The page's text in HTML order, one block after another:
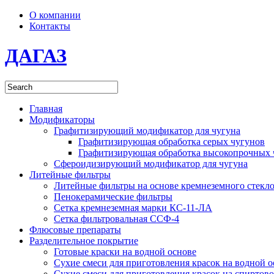
О компании
Контакты
ДАГАЗ
Главная
Модификаторы
Графитизирующий модификатор для чугуна
Графитизирующая обработка серых чугунов
Графитизирующая обработка высокопрочных
Сфероидизирующий модификатор для чугуна
Литейные фильтры
Литейные фильтры на основе кремнеземного
Пенокерамические фильтры
Сетка кремнеземная марки КС-11-ЛА
Сетка фильтровальная ССФ-4
Флюсовые препараты
Разделительное покрытие
Готовые краски на водной основе
Сухие смеси для приготовления красок на водной